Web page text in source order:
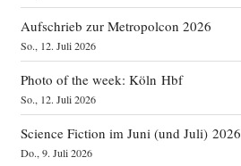
Aufschrieb zur Metropolcon 2026
So., 12. Juli 2026
Photo of the week: Köln Hbf
So., 12. Juli 2026
Science Fiction im Juni (und Juli) 2026
Do., 9. Juli 2026